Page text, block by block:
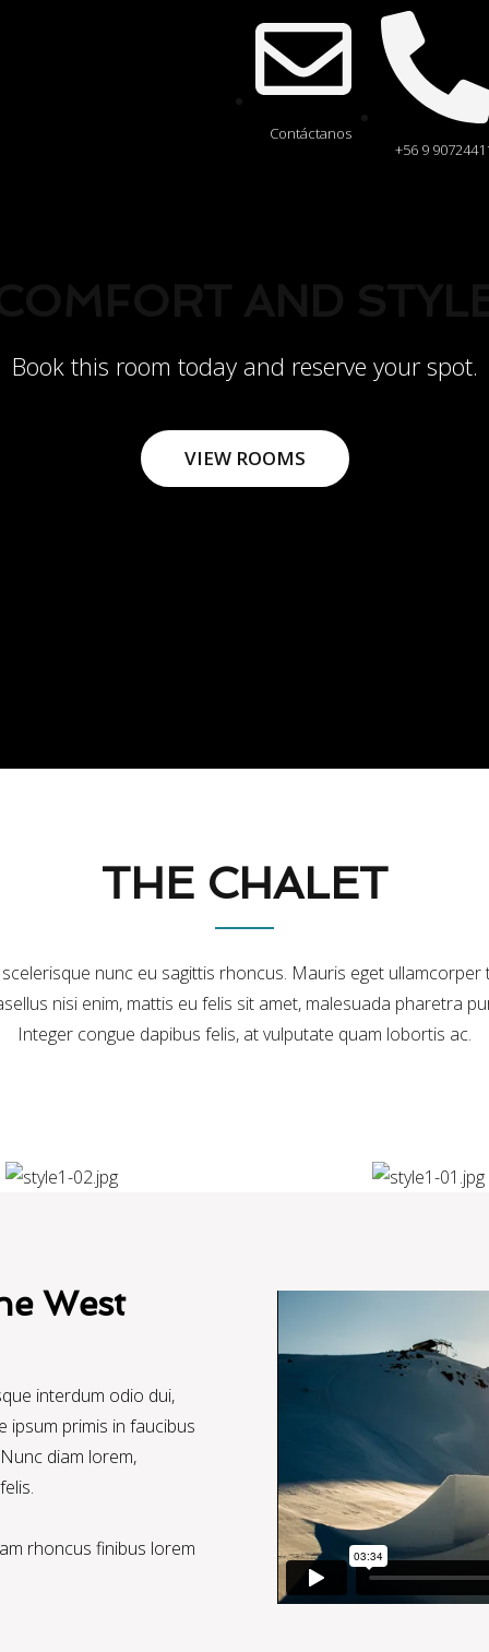
Contáctanos
+56 9
Book this room today and reserve your spot.
VIEW ROOMS
THE CHALET
scelerisque nunc eu sagittis rhoncus. Mauris eget ullamcorper
nisi enim, mattis eu felis sit amet, malesuada pharetra
Integer congue dapibus felis, at vulputate quam lobortis ac.
West
interdum odio dui,
ipsum primis in faucibus
diam lorem,
rhoncus finibus lorem